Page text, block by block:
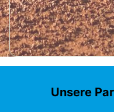
Unsere